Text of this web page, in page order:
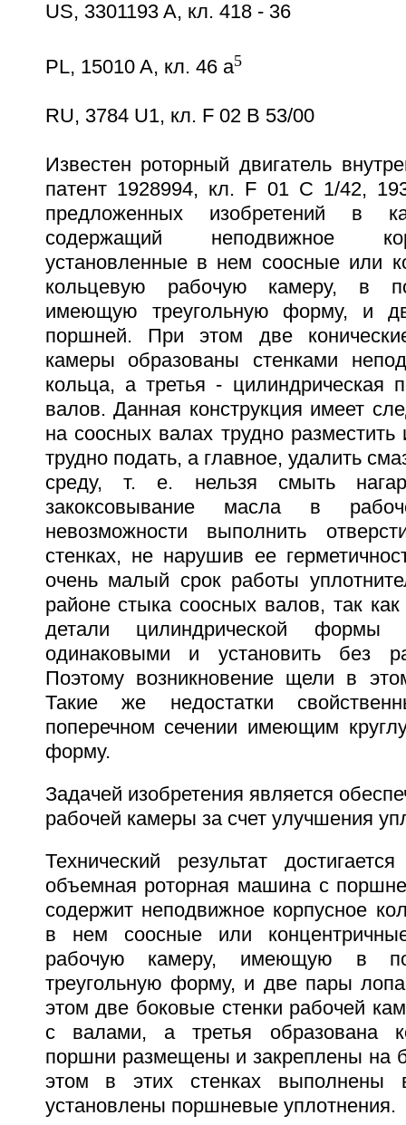
US, 3301193 A, кл. 418 - 36
PL, 15010 A, кл. 46 а5
RU, 3784 U1, кл. F 02 B 53/00
Известен роторный двигатель
патент 1928994, кл. F 01 C 1/42,
предложенных изобретений в
содержащий неподвижное
установленные в нем соосные или
кольцевую рабочую камеру, в
имеющую треугольную форму, и
поршней. При этом две
камеры образованы стенками
кольца, а третья - цилиндрическая
валов. Данная конструкция имеет
на соосных валах трудно
трудно подать, а главное, удалить
среду, т. е. нельзя смыть
закоксовывание масла в
невозможности выполнить
стенках, не нарушив ее
очень малый срок работы
районе стыка соосных валов, так
детали цилиндрической формы
одинаковыми и установить без
Поэтому возникновение щели в
Такие же недостатки
поперечном сечении имеющим
форму.
Задачей изобретения является
рабочей камеры за счет улучшения
Технический результат
объемная роторная машина с
содержит неподвижное корпусное
в нем соосные или
рабочую камеру, имеющую в
треугольную форму, и две пары
этом две боковые стенки рабочей
с валами, а третья образована
поршни размещены и закреплены на
этом в этих стенках выполнены
установлены поршневые уплотнения.